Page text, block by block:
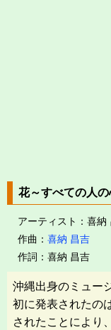
花～すべての人の
アーティスト：喜納
作曲： 喜納 昌吉
作詞：喜納 昌吉
沖縄出身のミュー
初に発表されたの
されたことにより